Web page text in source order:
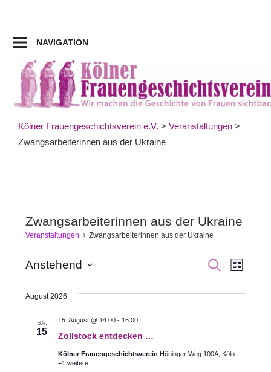
springen
NAVIGATION
Kölner Frauengeschichtsverein e.V. > Veranstaltungen >
Zwangsarbeiterinnen aus der Ukraine
Zwangsarbeiterinnen aus der Ukraine
Veranstaltungen Zwangsarbeiterinnen aus der Ukraine
Veranstaltungen
Suche
SUCHE
LISTE
Anstehend
wählen.
August 2026
SA.
15 Zollstock entdecken …
15. August @ 14:00 - 16:00
Kölner Frauengeschichtsverein Höninger Weg 100A, Köln
+1 weitere